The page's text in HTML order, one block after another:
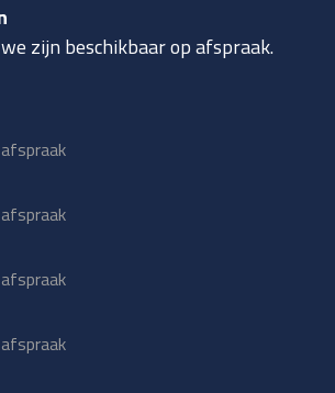
we zijn beschikbaar op afspraak.